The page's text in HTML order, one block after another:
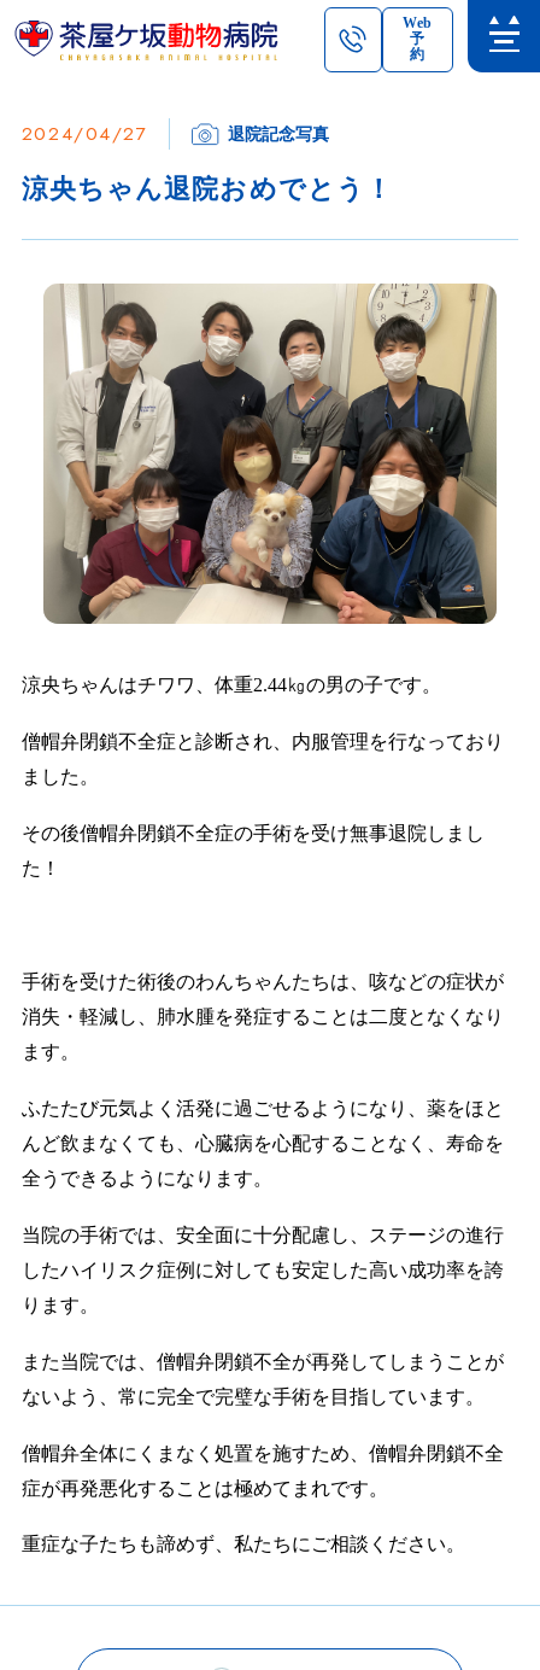
Web
予
約
2024/04/27 退院記念写真
涼央ちゃん退院おめでとう！
涼央ちゃんはチワワ、体重2.44㎏の男の子です。
僧帽弁閉鎖不全症と診断され、内服管理を行なっており
ました。
その後僧帽弁閉鎖不全症の手術を受け無事退院しまし
た！
手術を受けた術後のわんちゃんたちは、咳などの症状が
消失・軽減し、肺水腫を発症することは二度となくなり
ます。
ふたたび元気よく活発に過ごせるようになり、薬をほと
んど飲まなくても、心臓病を心配することなく、寿命を
全うできるようになります。
当院の手術では、安全面に十分配慮し、ステージの進行
したハイリスク症例に対しても安定した高い成功率を誇
ります。
また当院では、僧帽弁閉鎖不全が再発してしまうことが
ないよう、常に完全で完璧な手術を目指しています。
僧帽弁全体にくまなく処置を施すため、僧帽弁閉鎖不全
症が再発悪化することは極めてまれです。
重症な子たちも諦めず、私たちにご相談ください。